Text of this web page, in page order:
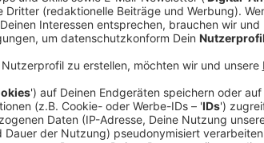
Am Sonntagnachmittag stürzt ein
Die beiden Insassen des Flugzeuges
zeichnet das Radar eine Route eines
(Lettland) abstürzt. Eigentlich sollte er am
Insassen noch jede Spur. Lars Frontini von